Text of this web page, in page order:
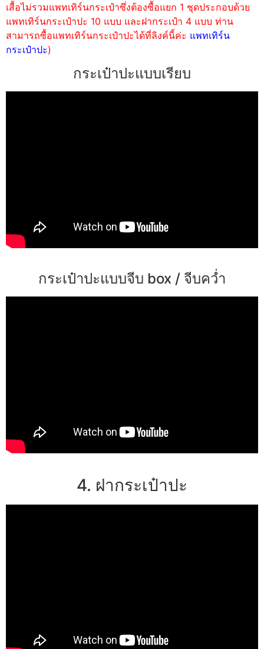
เสื้อไม่รวมแพทเทิร์นกระเป๋าซึ่งต้องซื้อแยก 1 ชุดประกอบด้วย
แพทเทิร์นกระเป๋าปะ 10 แบบ และฝากระเป๋า 4 แบบ ท่าน
สามารถซื้อแพทเทิร์นกระเป๋าปะได้ที่ลิงค์นี้ค่ะ แพทเทิร์น
กระเป๋าปะ)
กระเป๋าปะแบบเรียบ
กระเป๋าปะแบบจีบ box / จีบคว่ำ
4. ฝากระเป๋าปะ